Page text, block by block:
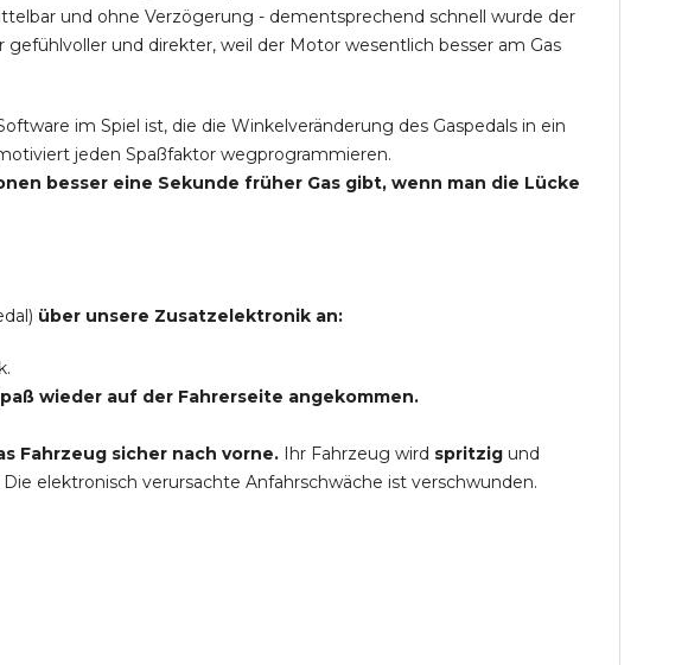
und ohne Verzögerung - dementsprechend schnell wurde der
und direkter, weil der Motor wesentlich besser am Gas
im Spiel ist, die die Winkelveränderung des Gaspedals in ein
jeden Spaßfaktor wegprogrammieren.
besser eine Sekunde früher Gas gibt, wenn man die Lücke
über unsere Zusatzelektronik an:
wieder auf der Fahrerseite angekommen.
Fahrzeug sicher nach vorne. Ihr Fahrzeug wird spritzig und
Die elektronisch verursachte Anfahrschwäche ist verschwunden.